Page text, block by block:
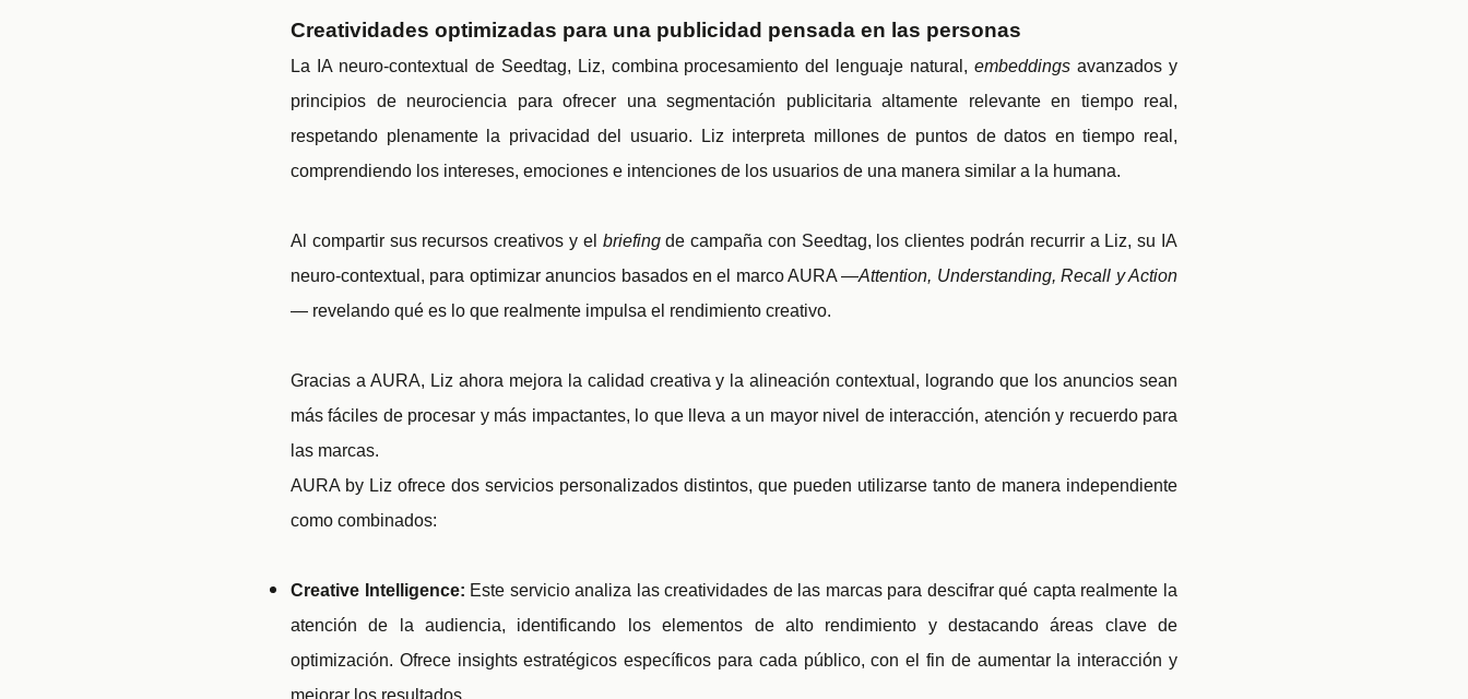
Creatividades optimizadas para una publicidad pensada en las personas
La IA neuro-contextual de Seedtag, Liz, combina procesamiento del lenguaje natural,embeddings avanzados y
principios de neurociencia para ofrecer una segmentación publicitaria altamente relevante en tiempo real,
respetando plenamente la privacidad del usuario. Liz interpreta millones de puntos de datos en tiempo real,
comprendiendo los intereses, emociones e intenciones de los usuarios de una manera similar a la humana.
Al compartir sus recursos creativos y el briefingde campaña con Seedtag, los clientes podrán recurrir a Liz, su IA
neuro-contextual, para optimizar anuncios basados en el marco AURA —Attention, Understanding, Recall y Action
— revelando qué es lo que realmente impulsa el rendimiento creativo.
Gracias a AURA, Liz ahora mejora la calidad creativa y la alineación contextual, logrando que los anuncios sean
más fáciles de procesar y más impactantes, lo que lleva a un mayor nivel de interacción, atención y recuerdo para
las marcas.
AURA by Liz ofrece dos servicios personalizados distintos, que pueden utilizarse tanto de manera independiente
como combinados:
Creative Intelligence: Este servicio analiza las creatividades de las marcas para descifrar qué capta realmente la
atención de la audiencia, identificando los elementos de alto rendimiento y destacando áreas clave de
optimización. Ofrece insights estratégicos específicos para cada público, con el fin de aumentar la interacción y